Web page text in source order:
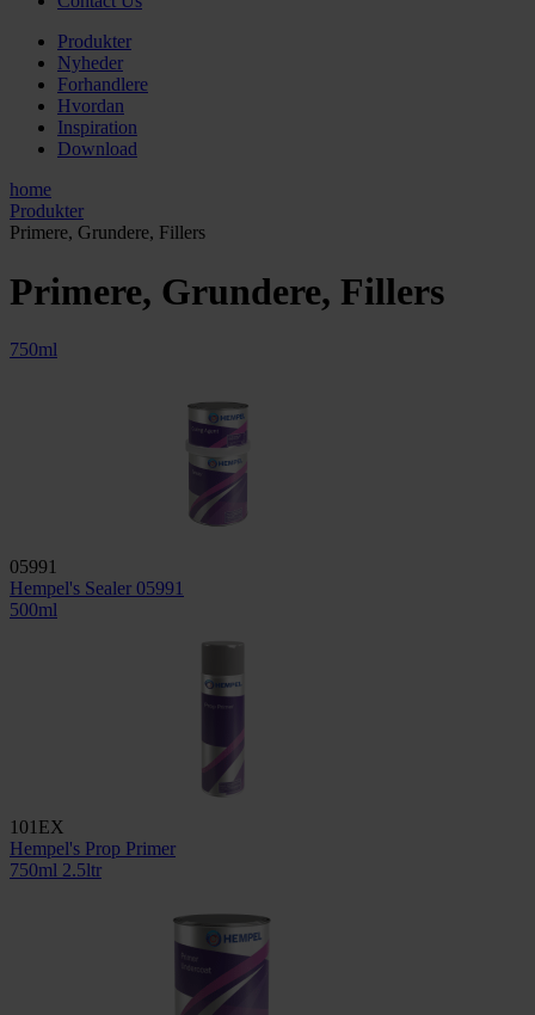
Produkter
Nyheder
Forhandlere
Hvordan
Inspiration
Download
home
Produkter
Primere, Grundere, Fillers
Primere, Grundere, Fillers
750ml
05991
Hempel's Sealer 05991
500ml
101EX
Hempel's Prop Primer
750ml 2.5ltr